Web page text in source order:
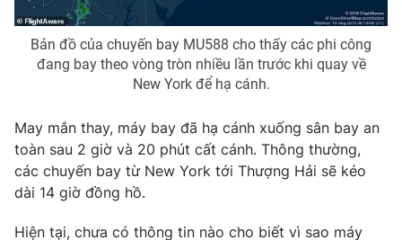
Theo dõi báo trên
Cơ quan chủ quản: Đài Truyền hình Việt Nam
Thời báo VTV
cấp ngày 29/12/2023
Tổng Biên tập:Vũ Thanh Thủy
Phó Tổng Biên tập: Nguyễn Thị Mỹ Hạnh, Phạm Quốc Thắng,
Nguyễn Trọng Ninh
Tổng đài VTV: 024.38 355 931 - 024.38 355 932
Bản đồ của chuyến bay MU588 cho thấy các phi công
đang bay theo vòng tròn nhiều lần trước khi quay về
New York để hạ cánh.
May mắn thay, máy bay đã hạ cánh xuống sân bay an
toàn sau 2 giờ và 20 phút cất cánh. Thông thường,
các chuyến bay từ New York tới Thượng Hải sẽ kéo
dài 14 giờ đồng hồ.
Hiện tại, chưa có thông tin nào cho biết vì sao máy